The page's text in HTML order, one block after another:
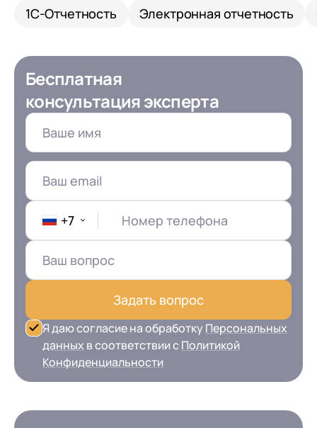
1С-Отчетность
Электронная отчетность
Бесплатная
консультация эксперта
+7 Номер телефона
Задать вопрос
Я даю согласие на обработку Персональных
данных в соответствии сПолитикой
Конфиденциальности
Доки 1С